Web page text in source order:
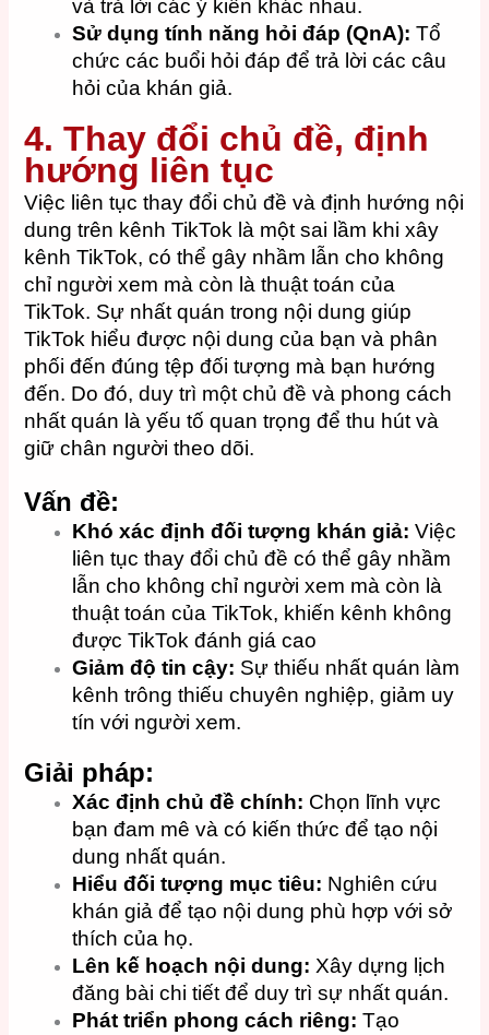
và trả lời các ý kiến khác nhau.
Sử dụng tính năng hỏi đáp (QnA): Tổ
chức các buổi hỏi đáp để trả lời các câu
hỏi của khán giả.
4. Thay đổi chủ đề, định
hướng liên tục
Việc liên tục thay đổi chủ đề và định hướng nội
dung trên kênh TikTok là một sai lầm khi xây
kênh TikTok, có thể gây nhầm lẫn cho không
chỉ người xem mà còn là thuật toán của
TikTok. Sự nhất quán trong nội dung giúp
TikTok hiểu được nội dung của bạn và phân
phối đến đúng tệp đối tượng mà bạn hướng
đến. Do đó, duy trì một chủ đề và phong cách
nhất quán là yếu tố quan trọng để thu hút và
giữ chân người theo dõi.
Vấn đề:
Khó xác định đối tượng khán giả: Việc
liên tục thay đổi chủ đề có thể gây nhầm
lẫn cho không chỉ người xem mà còn là
thuật toán của TikTok, khiến kênh không
được TikTok đánh giá cao
Giảm độ tin cậy: Sự thiếu nhất quán làm
kênh trông thiếu chuyên nghiệp, giảm uy
tín với người xem.
Giải pháp:
Xác định chủ đề chính: Chọn lĩnh vực
bạn đam mê và có kiến thức để tạo nội
dung nhất quán.​
Hiểu đối tượng mục tiêu: Nghiên cứu
khán giả để tạo nội dung phù hợp với sở
thích của họ.​
Lên kế hoạch nội dung: Xây dựng lịch
đăng bài chi tiết để duy trì sự nhất quán.​
Phát triển phong cách riêng: Tạo